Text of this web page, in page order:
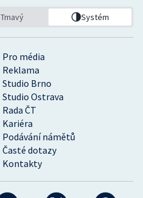
Pro média
Reklama
Studio Brno
Studio Ostrava
Rada ČT
Kariéra
Podávání námětů
Časté dotazy
Kontakty
Tmavý Systém